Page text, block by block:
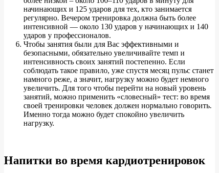
начинающих и 125 ударов для тех, кто занимается
регулярно. Вечером тренировка должна быть более
интенсивной — около 130 ударов у начинающих и 140
ударов у профессионалов.
Чтобы занятия были для Вас эффективными и
безопасными, обязательно увеличивайте темп и
интенсивность своих занятий постепенно. Если
соблюдать такое правило, уже спустя месяц пульс станет
намного реже, а значит, нагрузку можно будет немного
увеличить. Для того чтобы перейти на новый уровень
занятий, можно применить «словесный» тест: во время
своей тренировки человек должен нормально говорить.
Именно тогда можно будет спокойно увеличить
нагрузку.
Напитки во время кардиотренировок